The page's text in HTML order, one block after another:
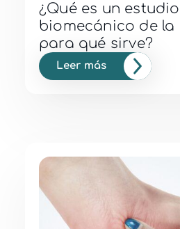
¿Qué es un estudio
biomecánico de la
para qué sirve?
Leer más